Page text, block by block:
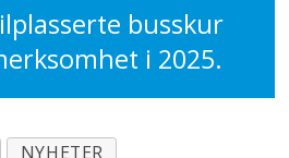
busskur
i 2025.
NYHETER